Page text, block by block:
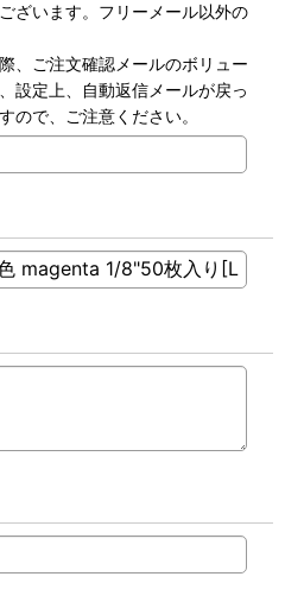
ざいます。フリーメール以外の
、ご注文確認メールのボリュー
設定上、自動返信メールが戻っ
ので、ご注意ください。